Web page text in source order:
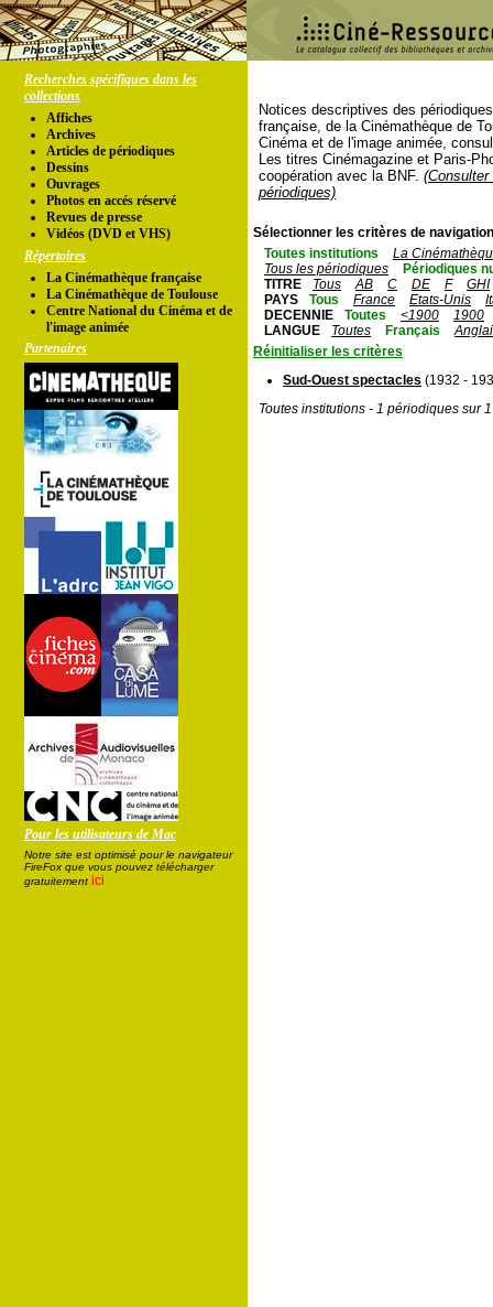
Recherches spécifiques dans les
collections
Affiches
Archives
Articles de périodiques
Dessins
Ouvrages
Photos en accés réservé
Revues de presse
Vidéos (DVD et VHS)
Répertoires
La Cinémathèque française
La Cinémathèque de Toulouse
Centre National du Cinéma et de
l'image animée
Partenaires
Pour les utilisateurs de Mac
Notre site est optimisé pour le navigateur
FireFox que vous pouvez télécharger
gratuitement ici
Notices descriptives des
française, de la Cinémathèque de
Cinéma et de l'image animée,
Les titres Cinémagazine et Paris-
coopération avec la BNF.
périodiques)
Sélectionner les critères de
Toutes institutions
La
Tous les périodiques
Périodiques
TITRE
Tous AB C DE F
GHI
PAYS
Tous France Etats-Unis
DECENNIE
Toutes <1900
1900
LANGUE
Toutes Français
Réinitialiser les critères
Sud-Ouest spectacles (1932 -
Toutes institutions - 1 périodiques sur